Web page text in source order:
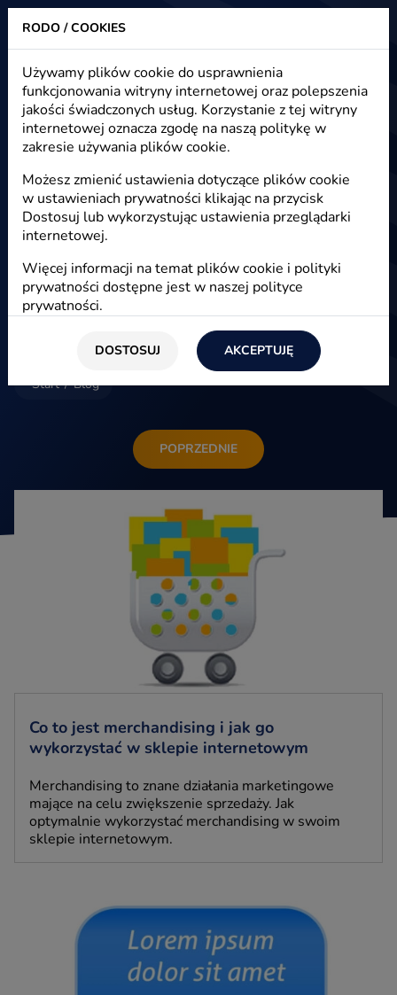
Heuristic - strony www, sklepy internetowe, e-marketing
Blog - e-marketing, e-commerce,
e-biznes
E-marketing
Start / Blog
POPRZEDNIE
Co to jest merchandising i jak go
wykorzystać w sklepie internetowym
Merchandising to znane działania marketingowe
mające na celu zwiększenie sprzedaży. Jak
optymalnie wykorzystać merchandising w swoim
sklepie internetowym.
RODO / COOKIES
Używamy plików cookie do usprawnienia
funkcjonowania witryny internetowej oraz polepszenia
jakości świadczonych usług. Korzystanie z tej witryny
internetowej oznacza zgodę na naszą politykę w
zakresie używania plików cookie.
Możesz zmienić ustawienia dotyczące plików cookie
w ustawieniach prywatności klikając na przycisk
Dostosuj lub wykorzystując ustawienia przeglądarki
internetowej.
Więcej informacji na temat plików cookie i polityki
prywatności dostępne jest w naszej polityce
prywatności.
DOSTOSUJ AKCEPTUJĘ